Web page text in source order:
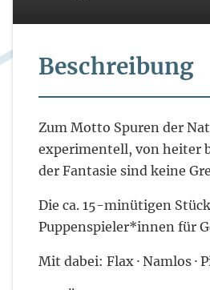
Beschreibung
Zum Motto Spuren der
experimentell, von heiter
der Fantasie sind keine
Die ca. 15-minütigen
Puppenspieler*innen für
Mit dabei: Flax · Namlos ·